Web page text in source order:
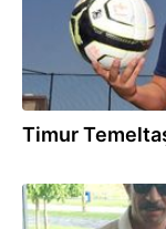
Timur
24.05.2013